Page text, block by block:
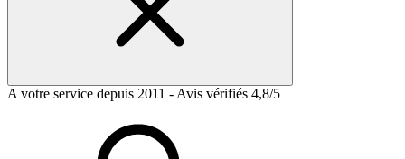
A votre service depuis 2011 - Avis vérifiés 4,8/5